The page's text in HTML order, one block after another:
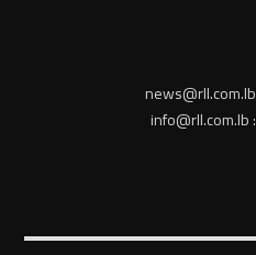
: info@rll.com.lb